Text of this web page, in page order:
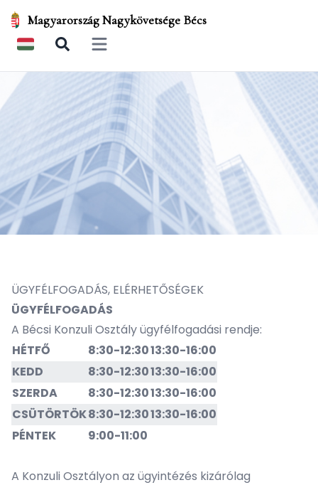
Magyarország Nagykövetsége Bécs
Open main menu
ÜGYFÉLFOGADÁS, ELÉRHETŐSÉGEK
ÜGYFÉLFOGADÁS
A Bécsi Konzuli Osztály ügyfélfogadási rendje:
HÉTFŐ
8:30-12:3013:30-16:00
KEDD
8:30-12:3013:30-16:00
SZERDA
8:30-12:3013:30-16:00
CSÜTÖRTÖK8:30-12:3013:30-16:00
PÉNTEK
9:00-11:00
A Konzuli Osztályon az ügyintézés kizárólag